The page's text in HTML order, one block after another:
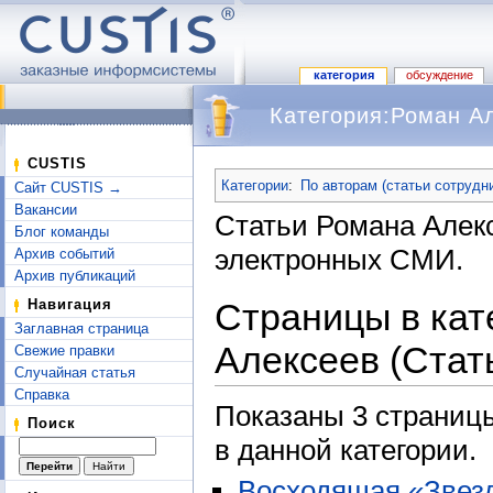
категория обсуждение
CUSTIS
Сайт CUSTIS →
Вакансии
Блог команды
Архив событий
Архив публикаций
Навигация
Заглавная страница
Свежие правки
Случайная статья
Справка
Поиск
Категория:Роман
Категории: По авторам (статьи
Статьи Романа
электронных СМИ.
Страницы в
Алексеев
Показаны 3
в данной категории.